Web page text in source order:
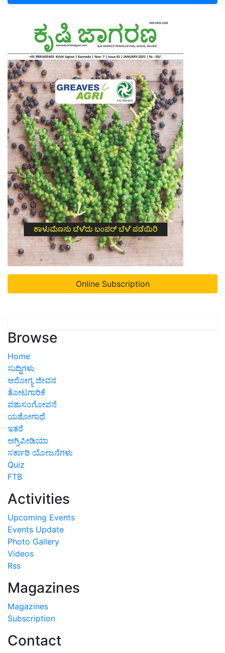
Online Subscription
Browse
Home
ಸುದ್ದಿಗಳು
ಆರೋಗ್ಯ ಜೀವನ
ತೋಟಗಾರಿಕೆ
ಪಶುಸಂಗೋಪನೆ
ಯಶೋಗಾಥೆ
ಇತರೆ
ಅಗ್ರಿಪೀಡಿಯಾ
ಸರ್ಕಾರಿ ಯೋಜನೆಗಳು
Quiz
FTB
Activities
Upcoming Events
Events Update
Photo Gallery
Videos
Rss
Magazines
Magazines
Subscription
Contact